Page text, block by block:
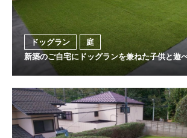
ドッグラン
庭
新築のご自宅にドッグランを兼ねた子供と遊